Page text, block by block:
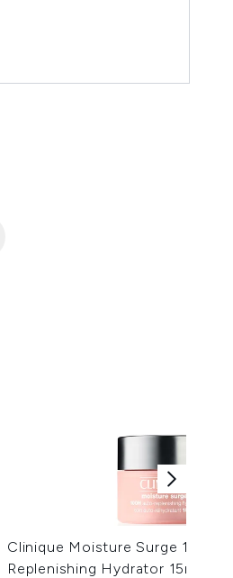
Clinique Moisture Surge 100
Replenishing Hydrator 15ml